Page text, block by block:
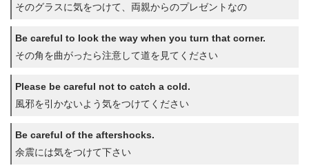
そのグラスに気をつけて、両親からのプレゼントなの
Be careful to look the way when you turn that corner.
その角を曲がったら注意して道を見てください
Please be careful not to catch a cold.
風邪を引かないよう気をつけてください
Be careful of the aftershocks.
余震には気をつけて下さい